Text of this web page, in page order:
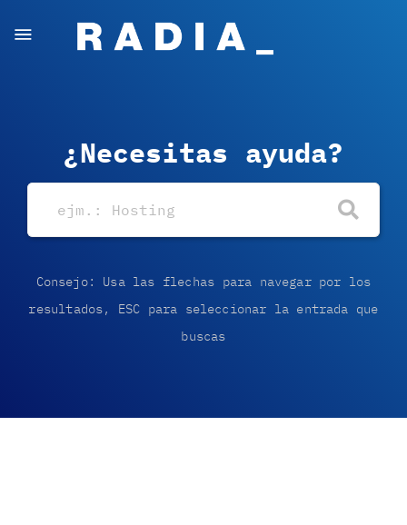
¿Necesitas ayuda?
Consejo: Usa las flechas para navegar por los
resultados, ESC para seleccionar la entrada que
buscas